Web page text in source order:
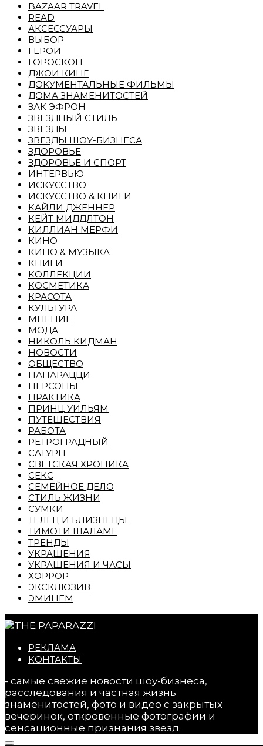
BAZAAR TRAVEL
READ
АКСЕССУАРЫ
ВЫБОР
ГЕРОИ
ГОРОСКОП
ДЖОИ КИНГ
ДОКУМЕНТАЛЬНЫЕ ФИЛЬМЫ
ДОМА ЗНАМЕНИТОСТЕЙ
ЗАК ЭФРОН
ЗВЕЗДНЫЙ СТИЛЬ
ЗВЕЗДЫ
ЗВЕЗДЫ ШОУ-БИЗНЕСА
ЗДОРОВЬЕ
ЗДОРОВЬЕ И СПОРТ
ИНТЕРВЬЮ
ИСКУССТВО
ИСКУССТВО & КНИГИ
КАЙЛИ ДЖЕННЕР
КЕЙТ МИДДЛТОН
КИЛЛИАН МЕРФИ
КИНО
КИНО & МУЗЫКА
КНИГИ
КОЛЛЕКЦИИ
КОСМЕТИКА
КРАСОТА
КУЛЬТУРА
МНЕНИЕ
МОДА
НИКОЛЬ КИДМАН
НОВОСТИ
ОБЩЕСТВО
ПАПАРАЦЦИ
ПЕРСОНЫ
ПРАКТИКА
ПРИНЦ УИЛЬЯМ
ПУТЕШЕСТВИЯ
РАБОТА
РЕТРОГРАДНЫЙ
САТУРН
СВЕТСКАЯ ХРОНИКА
СЕКС
СЕМЕЙНОЕ ДЕЛО
СТИЛЬ ЖИЗНИ
СУМКИ
ТЕЛЕЦ И БЛИЗНЕЦЫ
ТИМОТИ ШАЛАМЕ
ТРЕНДЫ
УКРАШЕНИЯ
УКРАШЕНИЯ И ЧАСЫ
ХОРРОР
ЭКСКЛЮЗИВ
ЭМИНЕМ
РЕКЛАМА
КОНТАКТЫ
- самые свежие новости шоу-бизнеса,
расследования и частная жизнь
знаменитостей, фото и видео с закрытых
вечеринок, откровенные фотографии и
сенсационные признания звезд.